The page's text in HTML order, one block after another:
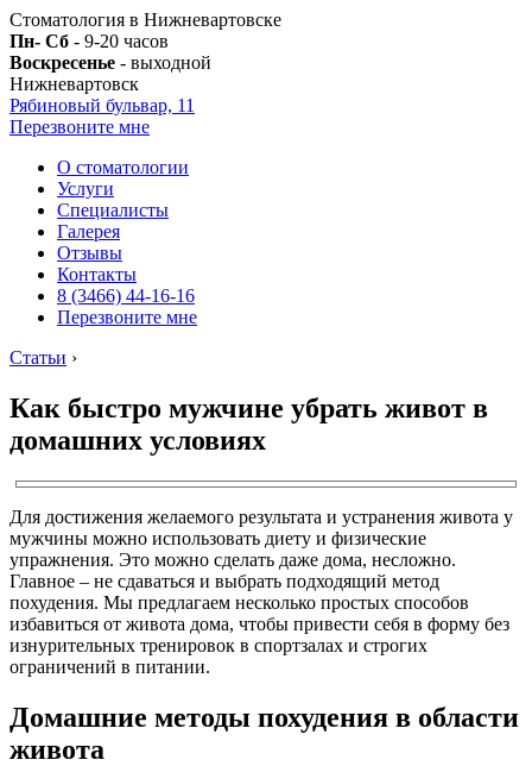
Стоматология в Нижневартовске
Пн- Сб - 9-20 часов
Воскресенье - выходной
Нижневартовск
Рябиновый бульвар, 11
Перезвоните мне
О стоматологии
Услуги
Специалисты
Галерея
Отзывы
Контакты
8 (3466) 44-16-16
Перезвоните мне
Статьи ›
Как быстро мужчине убрать живот в
домашних условиях
Для достижения желаемого результата и устранения живота у
мужчины можно использовать диету и физические
упражнения. Это можно сделать даже дома, несложно.
Главное – не сдаваться и выбрать подходящий метод
похудения. Мы предлагаем несколько простых способов
избавиться от живота дома, чтобы привести себя в форму без
изнурительных тренировок в спортзалах и строгих
ограничений в питании.
Домашние методы похудения в области
живота